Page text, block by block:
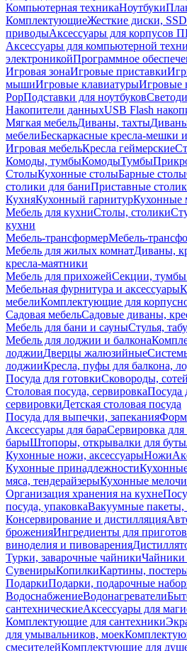
Компьютерная техникаНоутбуки
КомплектующиеЖесткие диски, SSD
приводыАксессуары для корпусов
Аксессуары для компьютерной
электроникойПрограммное
Игровая зонаИгровые приставки
мышиИгровые клавиатурыИгровые
PopПодставки для ноутбуков
Накопители данныхUSB Flash
Мягкая мебельДиваны, тахты
мебелиБескаркасные кресла-мешки
Игровая мебельКресла геймерские
Комоды, тумбыКомодыТумбы
СтолыКухонные столыБарные столы
столики для баниПриставные
КухняКухонный гарнитурКухонные
Мебель для кухниСтолы, столики
кухни
Мебель-трансформерМебель-
Мебель для жилых комнатДиваны,
кресла-маятники
Мебель для прихожейСекции,
Мебельная фурнитура и аксессуары
мебелиКомплектующие для
Садовая мебельСадовые диваны,
Мебель для бани и сауныСтулья,
Мебель для лоджии и балкона
лоджииДверцы жалюзийные
лоджииКресла, пуфы для балкона,
Посуда для готовкиСковороды,
Столовая посуда, сервировкаПосуда
сервировкиДетская столовая посуда
Посуда для выпечки, запекания
Аксессуары для бараСервировка для
барыШтопоры, открывалки для
Кухонные ножи, аксессуарыНожи
Кухонные принадлежности
мяса, тендерайзерыКухонные мелочи
Организация хранения на кухне
посуда, упаковкаВакуумные пакеты,
Консервирование и дистилляция
броженияИнгредиенты для
виноделия и пивоварения
Турки, заварочные чайникиЧайники
СувенирыКопилкиКартины,
ПодаркиПодарки, подарочные
ВодоснабжениеВодонагреватели
сантехническиеАксессуары для
Комплектующие для сантехники
для умывальников, моек
смесителейКомплектующие для